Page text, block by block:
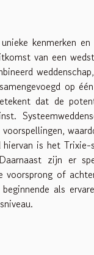
kenmerken
van een
op
dat de
is het Trixie-
zijn er
voorsprong of
als